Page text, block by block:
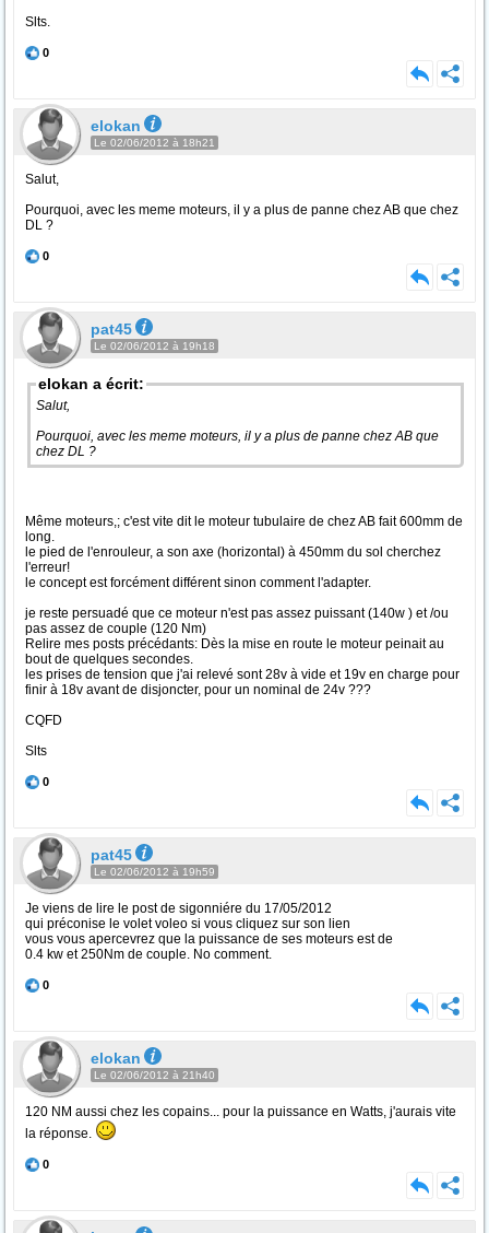
Slts.
0
elokan
Le 02/06/2012 à 18h21
Salut,
Pourquoi, avec les meme moteurs, il y a plus de panne chez AB que chez
DL ?
0
pat45
Le 02/06/2012 à 19h18
elokan a écrit:
Salut,
Pourquoi, avec les meme moteurs, il y a plus de panne chez AB que
chez DL ?
Même moteurs,; c'est vite dit le moteur tubulaire de chez AB fait 600mm de
long.
le pied de l'enrouleur, a son axe (horizontal) à 450mm du sol cherchez
l'erreur!
le concept est forcément différent sinon comment l'adapter.
je reste persuadé que ce moteur n'est pas assez puissant (140w ) et /ou
pas assez de couple (120 Nm)
Relire mes posts précédants: Dès la mise en route le moteur peinait au
bout de quelques secondes.
les prises de tension que j'ai relevé sont 28v à vide et 19v en charge pour
finir à 18v avant de disjoncter, pour un nominal de 24v ???
CQFD
Slts
0
pat45
Le 02/06/2012 à 19h59
Je viens de lire le post de sigonniére du 17/05/2012
qui préconise le volet voleo si vous cliquez sur son lien
vous vous apercevrez que la puissance de ses moteurs est de
0.4 kw et 250Nm de couple. No comment.
0
elokan
Le 02/06/2012 à 21h40
120 NM aussi chez les copains... pour la puissance en Watts, j'aurais vite
la réponse.
0